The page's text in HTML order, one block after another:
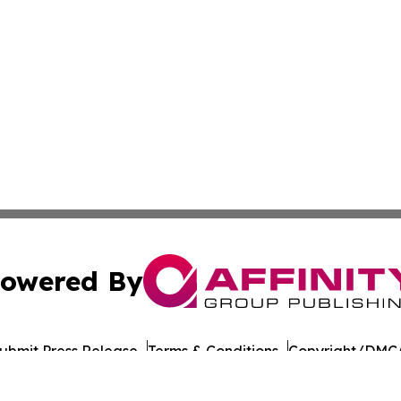
By
Press Release Terms & Conditions Copyright/